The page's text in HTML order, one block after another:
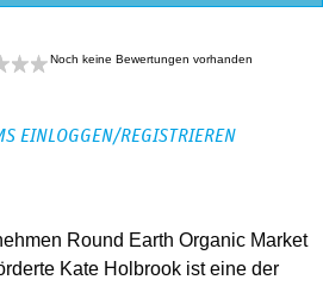
Noch keine Bewertungen vorhanden
EINLOGGEN/REGISTRIEREN
Round Earth Organic Market
Kate Holbrook ist eine der